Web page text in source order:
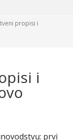
propisi i
i
prvi